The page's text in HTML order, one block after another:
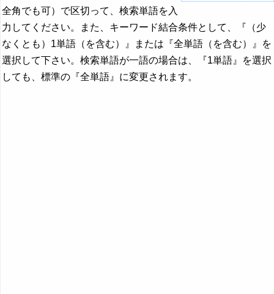
全角でも可）で区切って、検索単語を入
力してください。また、キーワード結合条件として、『（少
なくとも）1単語（を含む）』または『全単語（を含む）』を
選択して下さい。検索単語が一語の場合は、『1単語』を選択
しても、標準の『全単語』に変更されます。